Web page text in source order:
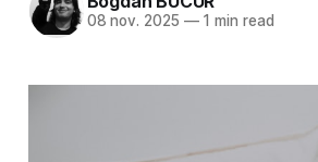
08 nov. 2025 —1 min read